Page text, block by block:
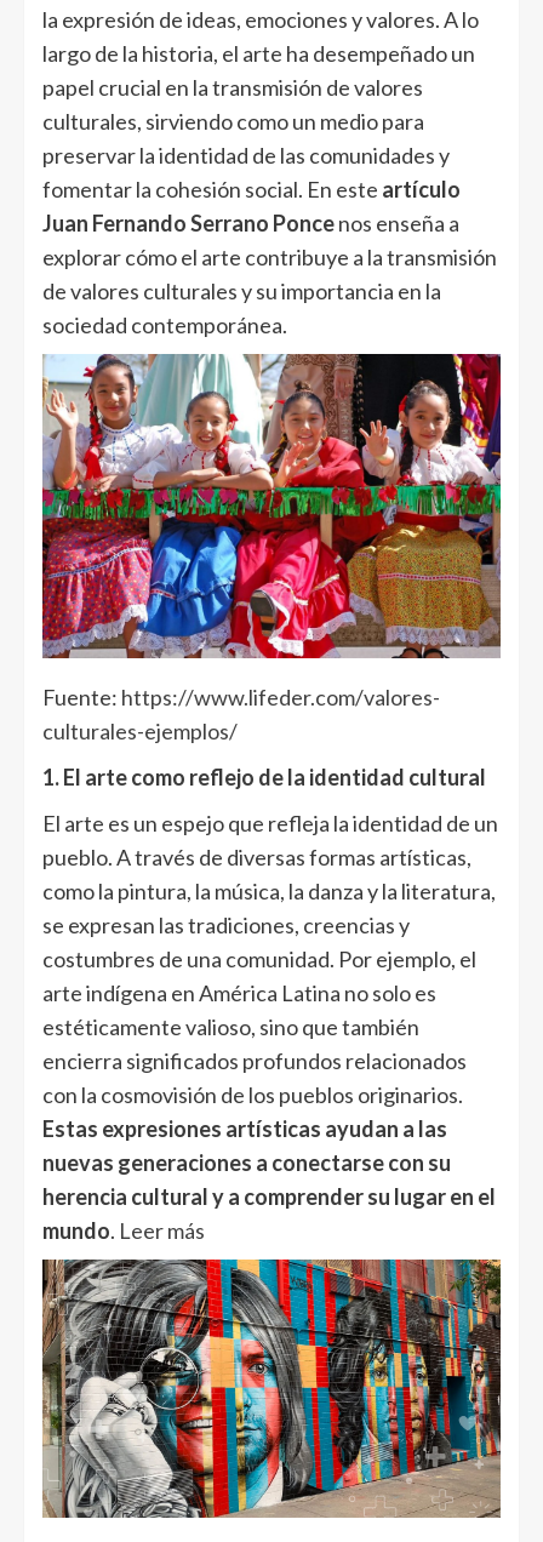
la expresión de ideas, emociones y valores. A lo
largo de la historia, el arte ha desempeñado un
papel crucial en la transmisión de valores
culturales, sirviendo como un medio para
preservar la identidad de las comunidades y
fomentar la cohesión social. En este artículo
Juan Fernando Serrano Poncenos enseña a
explorar cómo el arte contribuye a la transmisión
de valores culturales y su importancia en la
sociedad contemporánea.
Fuente: https://www.lifeder.com/valores-
culturales-ejemplos/
1. El arte como reflejo de la identidad cultural
El arte es un espejo que refleja la identidad de un
pueblo. A través de diversas formas artísticas,
como la pintura, la música, la danza y la literatura,
se expresan las tradiciones, creencias y
costumbres de una comunidad. Por ejemplo, el
arte indígena en América Latina no solo es
estéticamente valioso, sino que también
encierra significados profundos relacionados
con la cosmovisión de los pueblos originarios.
Estas expresiones artísticas ayudan a las
nuevas generaciones a conectarse con su
herencia cultural y a comprender su lugar en el
mundo. Leer más